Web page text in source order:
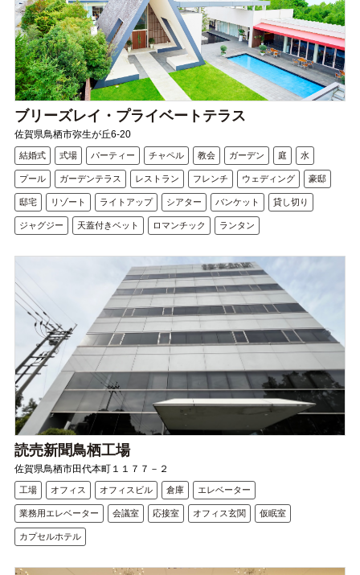
ブリーズレイ・プライベートテラス
佐賀県鳥栖市弥生が丘6-20
結婚式 式場 パーティー チャペル 教会 ガーデン 庭 水
プール ガーデンテラス レストラン フレンチ ウェディング 豪邸
邸宅 リゾート ライトアップ シアター バンケット 貸し切り
ジャグジー 天蓋付きベット ロマンチック ランタン
読売新聞鳥栖工場
佐賀県鳥栖市田代本町１１７７－２
工場 オフィス オフィスビル 倉庫 エレベーター
業務用エレベーター 会議室 応接室 オフィス玄関 仮眠室
カプセルホテル